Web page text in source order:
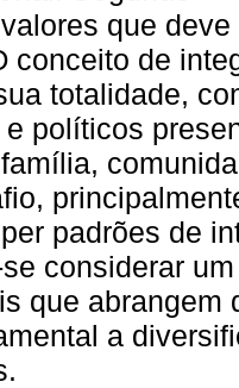
que
conceito de
totalidade,
políticos
padrões de
considerar
que abrangem
a